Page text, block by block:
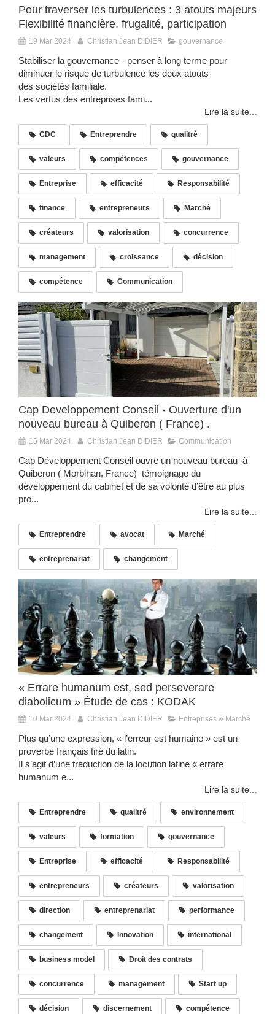
Pour traverser les turbulences : 3 atouts majeurs
Flexibilité financière, frugalité, participation
19 Mar 2024 Christian Jean DIDIER gouvernance
Stabiliser la gouvernance - penser à long terme pour
diminuer le risque de turbulence les deux atouts
des sociétés familiale.
Les vertus des entreprises fami...
Lire la suite...
CDC Entreprendre qualitré
valeurs compétences gouvernance
Entreprise efficacité Responsabilité
finance entrepreneurs Marché
créateurs valorisation concurrence
management croissance décision
compétence Communication
Cap Developpement Conseil - Ouverture d'un
nouveau bureau à Quiberon ( France) .
15 Mar 2024 Christian Jean DIDIER Communication
Cap Développement Conseil ouvre un nouveau bureau à
Quiberon ( Morbihan, France) témoignage du
développement du cabinet et de sa volonté d’être au plus
pro...
Lire la suite...
Entreprendre avocat Marché
entreprenariat changement
« Errare humanum est, sed perseverare
diabolicum » Étude de cas : KODAK
10 Mar 2024 Christian Jean DIDIER Entreprises & Marché
Plus qu’une expression, « l’erreur est humaine » est un
proverbe français tiré du latin.
Il s’agit d’une traduction de la locution latine « errare
humanum e...
Lire la suite...
Entreprendre qualitré environnement
valeurs formation gouvernance
Entreprise efficacité Responsabilité
entrepreneurs créateurs valorisation
direction entreprenariat performance
changement Innovation international
business model Droit des contrats
concurrence management Start up
décision discernement compétence